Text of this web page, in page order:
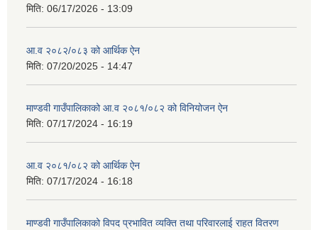
मिति: 06/17/2026 - 13:09
आ.व २०८२/०८३ को आर्थिक ऐन
मिति: 07/20/2025 - 14:47
माण्डवी गाउँपालिकाको आ.व २०८१/०८२ को विनियोजन ऐन
मिति: 07/17/2024 - 16:19
आ.व २०८१/०८२ को आर्थिक ऐन
मिति: 07/17/2024 - 16:18
माण्डवी गाउँपालिकाको विपद प्रभावित व्यक्ति तथा परिवारलाई राहत वितरण